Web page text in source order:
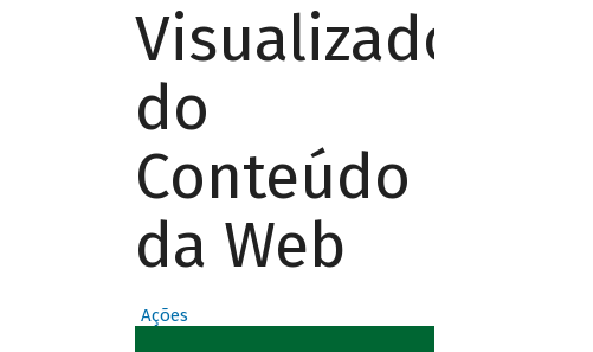
Visualizador
do
Conteúdo
da Web
Ações